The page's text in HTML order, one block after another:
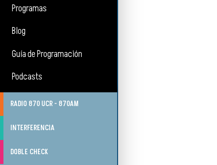
Programas
Blog
Guía de Programación
Podcasts
RADIO 870 UCR - 870AM
INTERFERENCIA
DOBLE CHECK